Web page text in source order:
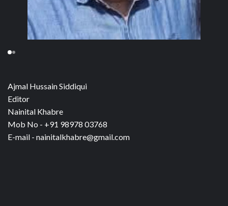
Ajmal Hussain Siddiqui
Editor
Nainital Khabre
Mob No - +91 98978 03768
E-mail - nainitalkhabre@gmail.com